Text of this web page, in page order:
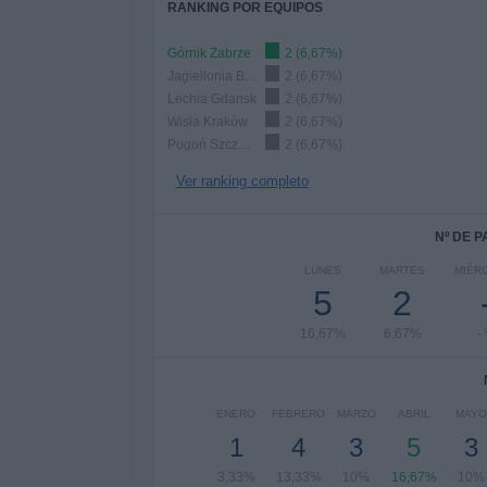
RANKING POR EQUIPOS
Górnik Zabrze
2 (6,67%)
2 (6,67%)
Lechia Gdansk
2 (6,67%)
Wisła Kraków
2 (6,67%)
2 (6,67%)
Ver ranking completo
Nº DE
LUNES
5
16,67%
MARTES
2
6,67% -
ENERO
1
3,33%
FEBRERO
4
13,33%
MARZO
3
10%
ABRIL
5
16,67%
MAYO
3
10%